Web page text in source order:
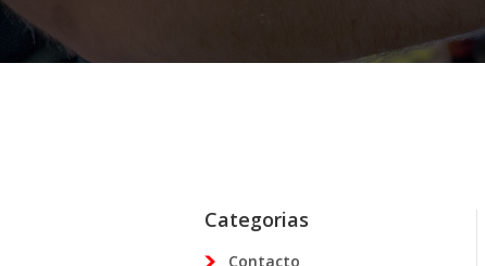
Categorias
Contacto